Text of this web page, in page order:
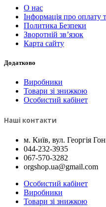
О нас
Інформація про оплату
Политика Безпеки
Зворотній зв’язок
Карта сайту
Додатково
Виробники
Товари зі знижкою
Особистий кабінет
Наші контакти
м. Київ, вул. Георгія
044-232-3935
067-570-3282
orgshop.ua@gmail.com
Особистий кабінет
Виробники
Товари зі знижкою